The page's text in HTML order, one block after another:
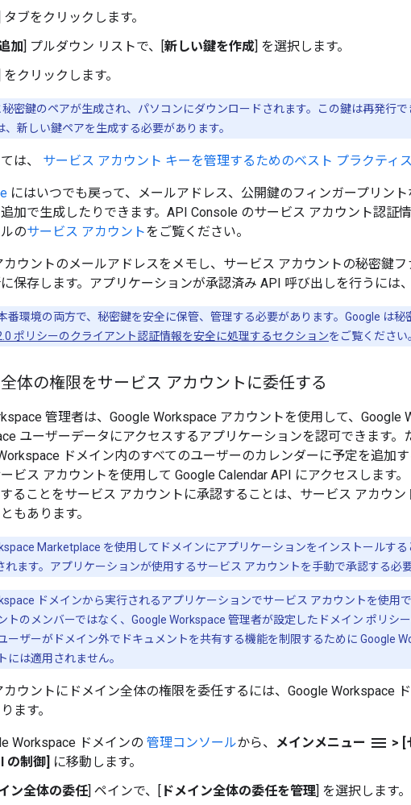
タブをクリックします。
加] プルダウン リストで、[新しい鍵を作成] を選択します。
をクリックします。
秘密鍵のペアが生成され、パソコンにダウンロードされます。この鍵は再発行
、新しい鍵ペアを生成する必要があります。
は、 サービス アカウント キーを管理するためのベスト プラクティス
にはいつでも戻って、メールアドレス、公開鍵のフィンガープリン
追加で生成したりできます。API Console のサービス アカウント認証
のサービス アカウントをご覧ください。
カウントのメールアドレスをメモし、サービス アカウントの秘密鍵
に保存します。アプリケーションが承認済み API 呼び出しを行うには
番環境の両方で、秘密鍵を安全に保管、管理する必要があります。Google は
ポリシーのクライアント認証情報を安全に処理するセクションをご覧ください
全体の権限をサービス アカウントに委任する
管理者は、Google Workspace アカウントを使用して、
ユーザーデータにアクセスするアプリケーションを認可できます
Workspace ドメイン内のすべてのユーザーのカレンダーに予定を追加
ービス アカウントを使用して Google Calendar API にアクセスします
することをサービス アカウントに承認することは、サービス アカウ
もあります。
Marketplace を使用してドメインにアプリケーションをインストールす
れます。アプリケーションが使用するサービス アカウントを手動で承認する必
ドメインから実行されるアプリケーションでサービス アカウントを使用
トのメンバーではなく、Google Workspace 管理者が設定したドメイン ポリシ
ーザーがドメイン外でドキュメントを共有する機能を制限するために Google
には適用されません。
カウントにドメイン全体の権限を委任するには、Google Workspace
ます。
Workspace ドメインの 管理コンソールから、 メインメニュー menu > [
の制御] に移動します。
イン全体の委任] ペインで、[ ドメイン全体の委任を管理] を選択します。